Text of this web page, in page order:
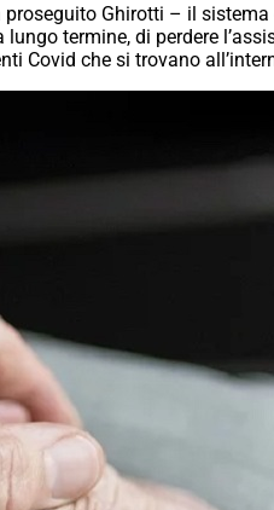
Ghirotti – il sistema
termine, di perdere
Covid che si trovano